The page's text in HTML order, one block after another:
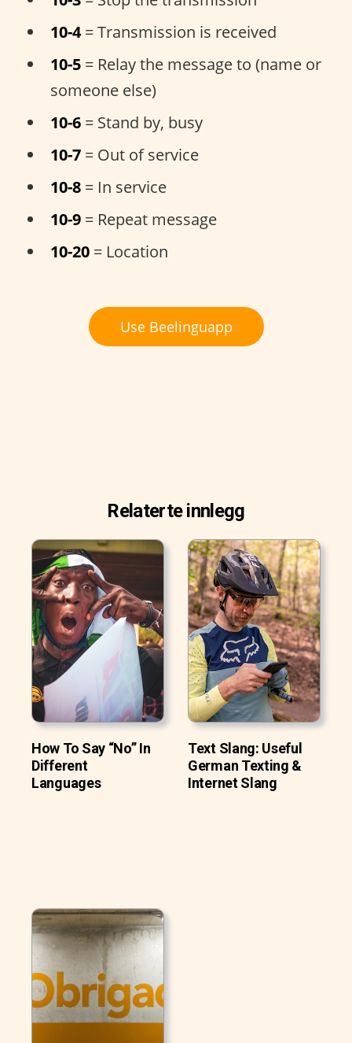
10-4= Transmission is received
10-5 = Relay the message to (name or
someone else)
10-6 = Stand by, busy
10-7 = Out of service
10-8 = In service
10-9 = Repeat message
10-20 = Location
Use Beelinguapp
Relaterte innlegg
How To Say “No” In
Different
Languages
Text Slang: Useful
German Texting &
Internet Slang